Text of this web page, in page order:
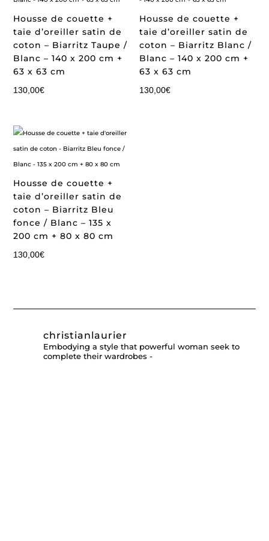
Housse de couette +
taie d’oreiller satin de
coton – Biarritz Taupe /
Blanc – 140 x 200 cm +
63 x 63 cm
130,00€
Housse de couette +
taie d’oreiller satin de
coton – Biarritz Blanc /
Blanc – 140 x 200 cm +
63 x 63 cm
130,00€
Housse de couette +
taie d’oreiller satin de
coton – Biarritz Bleu
fonce / Blanc – 135 x
200 cm + 80 x 80 cm
130,00€
christianlaurier
Embodying a style that powerful woman seek to
complete their wardrobes -